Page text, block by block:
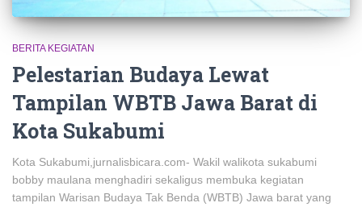
BERITA KEGIATAN
Pelestarian Budaya Lewat
Tampilan WBTB Jawa Barat di
Kota Sukabumi
Kota Sukabumi,jurnalisbicara.com- Wakil walikota sukabumi
bobby maulana menghadiri sekaligus membuka kegiatan
tampilan Warisan Budaya Tak Benda (WBTB) Jawa barat yang